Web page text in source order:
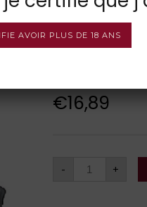
Tails
€16,89
- +
AVOIR PLUS DE 18 ANS